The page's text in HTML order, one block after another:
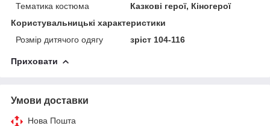
Тематика костюма
Казкові герої, Кіногерої
Користувальницькі характеристики
Розмір дитячого одягу
зріст 104-116
Приховати
Умови доставки
Нова Пошта